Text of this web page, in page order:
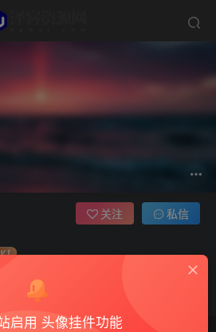
关注 私信
启用 头像挂件功能